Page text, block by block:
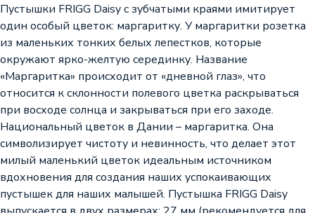
Пустышки FRIGG Daisy с зубчатыми краями имитирует
один особый цветок: маргаритку. У маргаритки розетка
из маленьких тонких белых лепестков, которые
окружают ярко-желтую серединку. Название
«Маргаритка» происходит от «дневной глаз», что
относится к склонности полевого цветка раскрываться
при восходе солнца и закрываться при его заходе.
Национальный цветок в Дании – маргаритка. Она
символизирует чистоту и невинность, что делает этот
милый маленький цветок идеальным источником
вдохновения для создания наших успокаивающих
пустышек для наших малышей. Пустышка FRIGG Daisy